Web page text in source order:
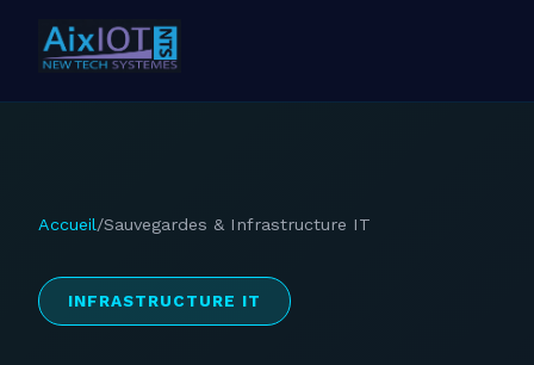
Accueil/Sauvegardes & Infrastructure IT
INFRASTRUCTURE IT